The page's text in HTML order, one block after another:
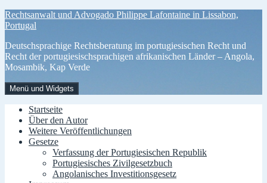
Zum
Inhalt
Rechtsanwalt und Advogado Philippe Lafontaine in Lissabon,
Portugal
Deutschsprachige Rechtsberatung im portugiesischen Recht und
Recht der portugiesischsprachigen afrikanischen Länder – Angola,
Mosambik, Kap Verde
Menü und Widgets
Startseite
Über den Autor
Weitere Veröffentlichungen
Gesetze
Verfassung der Portugiesischen Republik
Portugiesisches Zivilgesetzbuch
Angolanisches Investitionsgesetz